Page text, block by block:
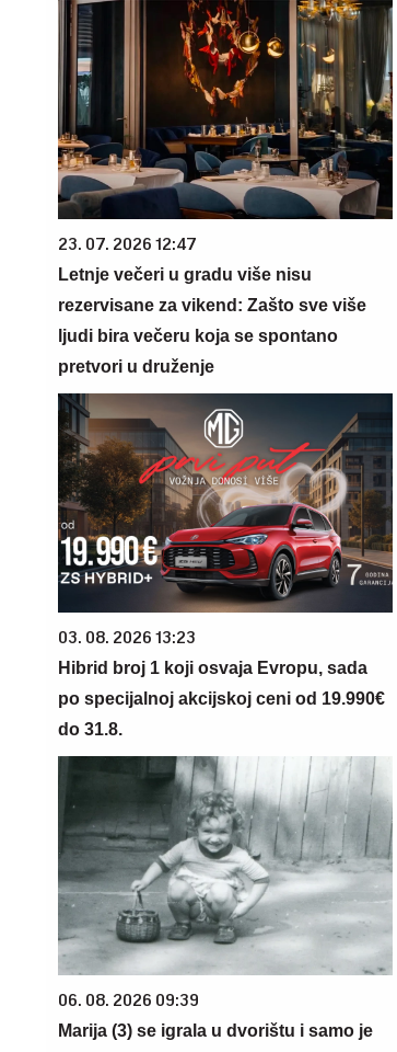
23. 07. 2026 12:47
Letnje večeri u gradu više nisu
rezervisane za vikend: Zašto sve više
ljudi bira večeru koja se spontano
pretvori u druženje
03. 08. 2026 13:23
Hibrid broj 1 koji osvaja Evropu, sada
po specijalnoj akcijskoj ceni od 19.990€
do 31.8.
06. 08. 2026 09:39
Marija (3) se igrala u dvorištu i samo je